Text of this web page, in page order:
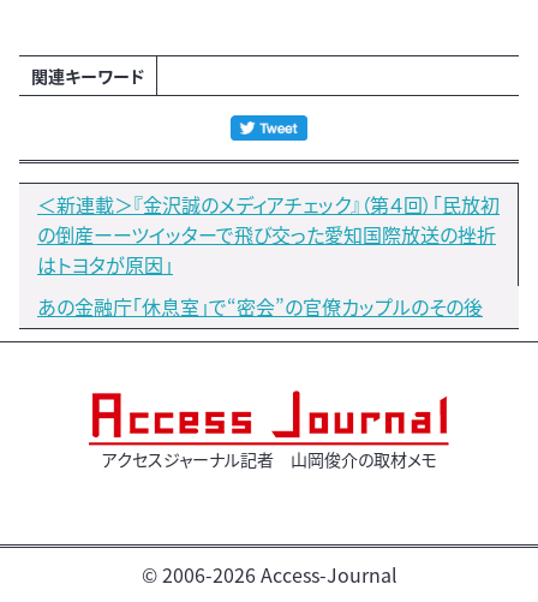
関連キーワード
＜新連載＞『金沢誠のメディアチェック』（第４回）「民放初
の倒産ーーツイッターで飛び交った愛知国際放送の挫折
はトヨタが原因」
あの金融庁「休息室」で“密会”の官僚カップルのその後
アクセスジャーナル記者 山岡俊介の取材メモ
© 2006-2026 Access-Journal